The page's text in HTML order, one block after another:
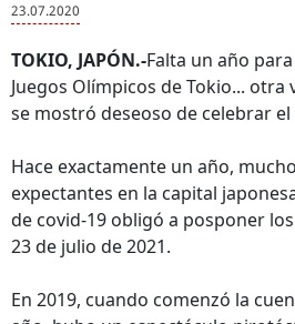
23.07.2020
TOKIO, JAPÓN.-Falta un año
Juegos Olímpicos de Tokio... otra
se mostró deseoso de celebrar
Hace exactamente un año,
expectantes en la capital
de covid-19 obligó a posponer
23 de julio de 2021.
En 2019, cuando comenzó la